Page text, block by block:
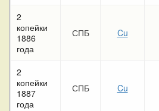
2
копейки
1886
года
СПБ Cu
2
копейки
1887
года
СПБ Cu